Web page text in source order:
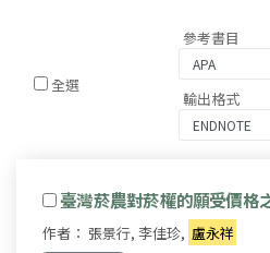
全選
參考書目
輸出格式
臺灣菸農對菸權的願受價格
作者： 張景行, 李佳珍, 盧永祥